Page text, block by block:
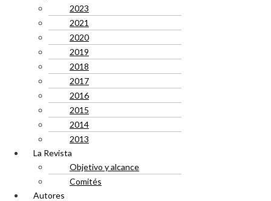
2023
2021
2020
2019
2018
2017
2016
2015
2014
2013
La Revista
Objetivo y alcance
Comités
Autores